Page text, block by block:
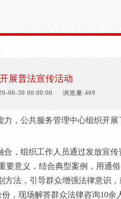
展普法宣传活动
06-30 00:00:00 浏览量:469
，公共服务管理中心组织开
，组织工作人员通过发放宣
意义，结合典型案例，用通
法，引导群众增强法律意识
，现场解答群众法律咨询10余